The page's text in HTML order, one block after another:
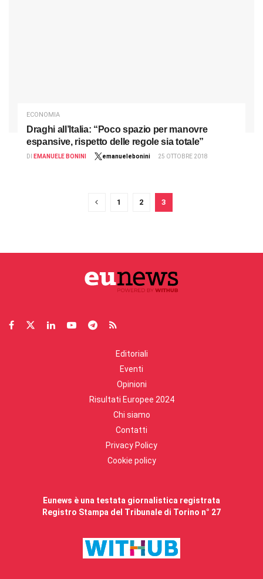
ECONOMIA
Draghi all’Italia: “Poco spazio per manovre
espansive, rispetto delle regole sia totale”
DI EMANUELE BONINI emanuelebonini 25 OTTOBRE 2018
1 2 3
Editoriali
Eventi
Opinioni
Risultati Europee 2024
Chi siamo
Contatti
Privacy Policy
Cookie policy
Eunews è una testata giornalistica registrata
Registro Stampa del Tribunale di Torino n° 27